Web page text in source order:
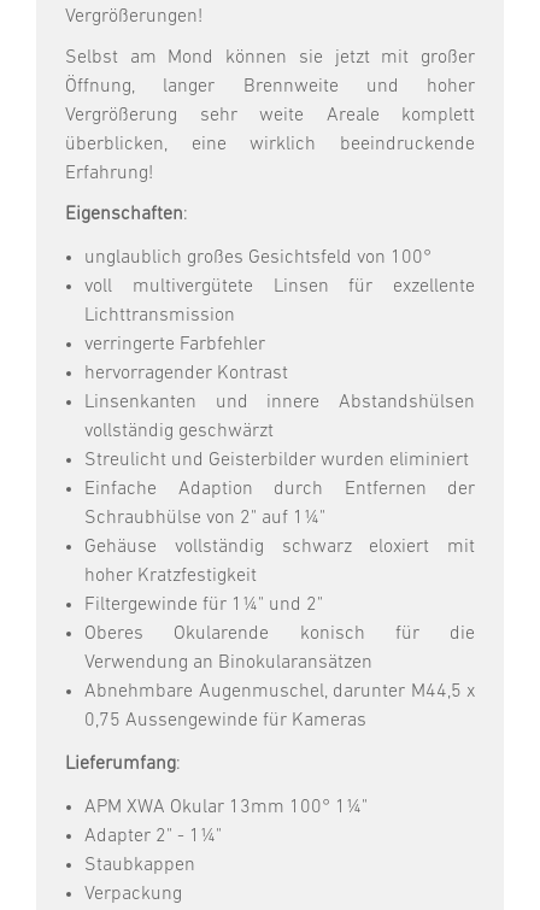
Vergrößerungen!
Selbst am Mond können sie jetzt mit großer
Öffnung, langer Brennweite und hoher
Vergrößerung sehr weite Areale komplett
überblicken, eine wirklich beeindruckende
Erfahrung!
Eigenschaften:
unglaublich großes Gesichtsfeld von 100°
voll multivergütete Linsen für exzellente
Lichttransmission
verringerte Farbfehler
hervorragender Kontrast
Linsenkanten und innere Abstandshülsen
vollständig geschwärzt
Streulicht und Geisterbilder wurden eliminiert
Einfache Adaption durch Entfernen der
Schraubhülse von 2" auf 1¼"
Gehäuse vollständig schwarz eloxiert mit
hoher Kratzfestigkeit
Filtergewinde für 1¼" und 2"
Oberes Okularende konisch für die
Verwendung an Binokularansätzen
Abnehmbare Augenmuschel, darunter M44,5 x
0,75 Aussengewinde für Kameras
Lieferumfang:
APM XWA Okular 13mm 100° 1¼"
Adapter 2" - 1¼"
Staubkappen
Verpackung